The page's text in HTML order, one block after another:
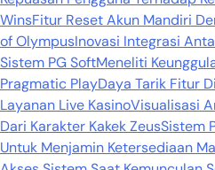
WinsFitur Reset Akun Mandiri
of OlympusInovasi Integrasi
Sistem PG SoftMeneliti
Pragmatic PlayDaya Tarik Fitur
Layanan Live KasinoVisualisasi
Dari Karakter Kakek ZeusSistem
Untuk Menjamin Ketersediaan